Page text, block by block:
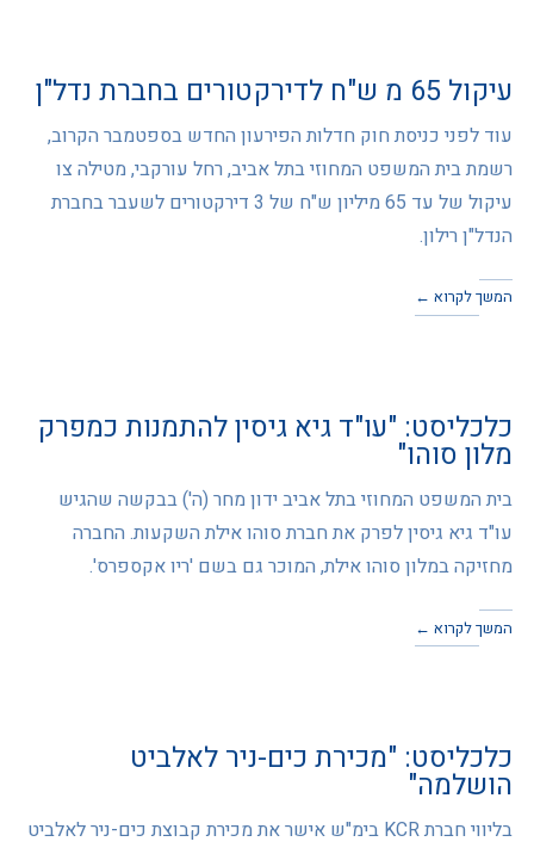
עיקול 65 מ ש"ח לדירקטורים בחברת נדל"ן
עוד לפני כניסת חוק חדלות הפירעון החדש בספטמבר הקרוב,
רשמת בית המשפט המחוזי בתל אביב, רחל עורקבי, מטילה צו
עיקול של עד 65 מיליון ש"ח של 3 דירקטורים לשעבר בחברת
הנדל"ן רילון.
המשך לקרוא ←
כלכליסט: "עו"ד גיא גיסין להתמנות כמפרק
מלון סוהו"
בית המשפט המחוזי בתל אביב ידון מחר (ה') בבקשה שהגיש
עו"ד גיא גיסין לפרק את חברת סוהו אילת השקעות. החברה
מחזיקה במלון סוהו אילת, המוכר גם בשם 'ריו אקספרס'.
המשך לקרוא ←
כלכליסט: "מכירת כים-ניר לאלביט
הושלמה"
בליווי חברת KCR בימ"ש אישר את מכירת קבוצת כים-ניר לאלביט